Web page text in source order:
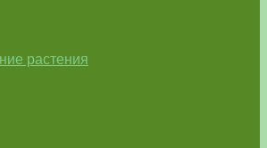
растения